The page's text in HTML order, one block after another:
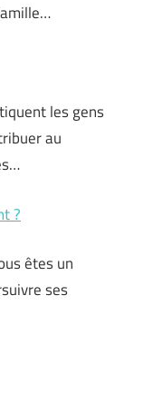
les gens
au
?
êtes un
ses